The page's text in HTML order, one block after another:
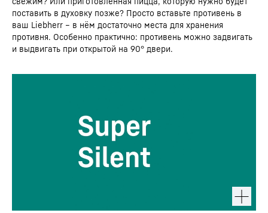
поставить в духовку позже? Просто вставьте противень в
ваш Liebherr – в нём достаточно места для хранения
противня. Особенно практично: противень можно задвигать
и выдвигать при открытой на 90° двери.